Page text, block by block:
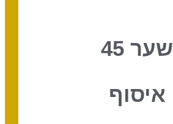
שער 45
איסוף